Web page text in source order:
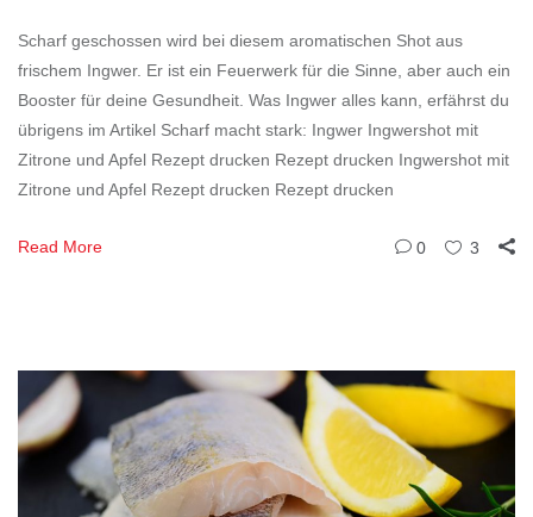
Scharf geschossen wird bei diesem aromatischen Shot aus
frischem Ingwer. Er ist ein Feuerwerk für die Sinne, aber auch ein
Booster für deine Gesundheit. Was Ingwer alles kann, erfährst du
übrigens im Artikel Scharf macht stark: Ingwer Ingwershot mit
Zitrone und Apfel Rezept drucken Rezept drucken Ingwershot mit
Zitrone und Apfel Rezept drucken Rezept drucken
Read More 0 3